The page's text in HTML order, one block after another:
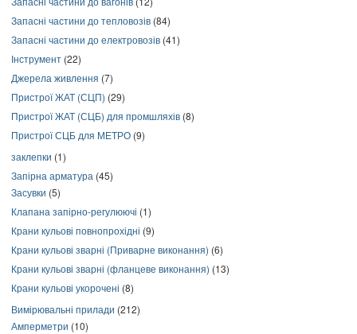
Запасні частини до тепловозів (84)
Запасні частини до електровозів (41)
Інструмент (22)
Джерела живлення (7)
Пристрої ЖАТ (СЦП) (29)
Пристрої ЖАТ (СЦБ) для промшляхів (8)
Пристрої СЦБ для МЕТРО (9)
заклепки (1)
Запірна арматура (45)
Засувки (5)
Клапана запірно-регулюючі (1)
Крани кульові повнопрохідні (9)
Крани кульові зварні (Приварне виконання) (6)
Крани кульові зварні (фланцеве виконання) (13)
Крани кульові укорочені (8)
Вимірювальні прилади (212)
Амперметри (10)